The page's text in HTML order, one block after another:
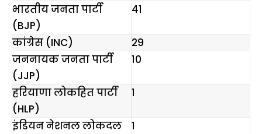
भारतीय जनता पार्टी
(BJP)
41
कांग्रेस (INC)
29
जननायक जनता पार्टी
(JJP)
10
हरियाणा लोकहित पार्टी
(HLP)
1
इंडियन नेशनल लोकदल
1